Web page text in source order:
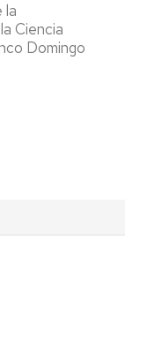
la
Ciencia
Domingo